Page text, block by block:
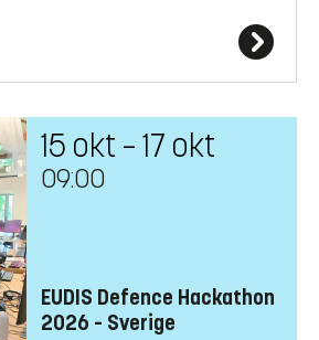
15 okt – 17 okt
09:00
EUDIS Defence Hackathon
2026 – Sverige